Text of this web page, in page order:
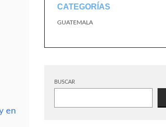
en
CATEGORÍAS
GUATEMALA
BUSCAR